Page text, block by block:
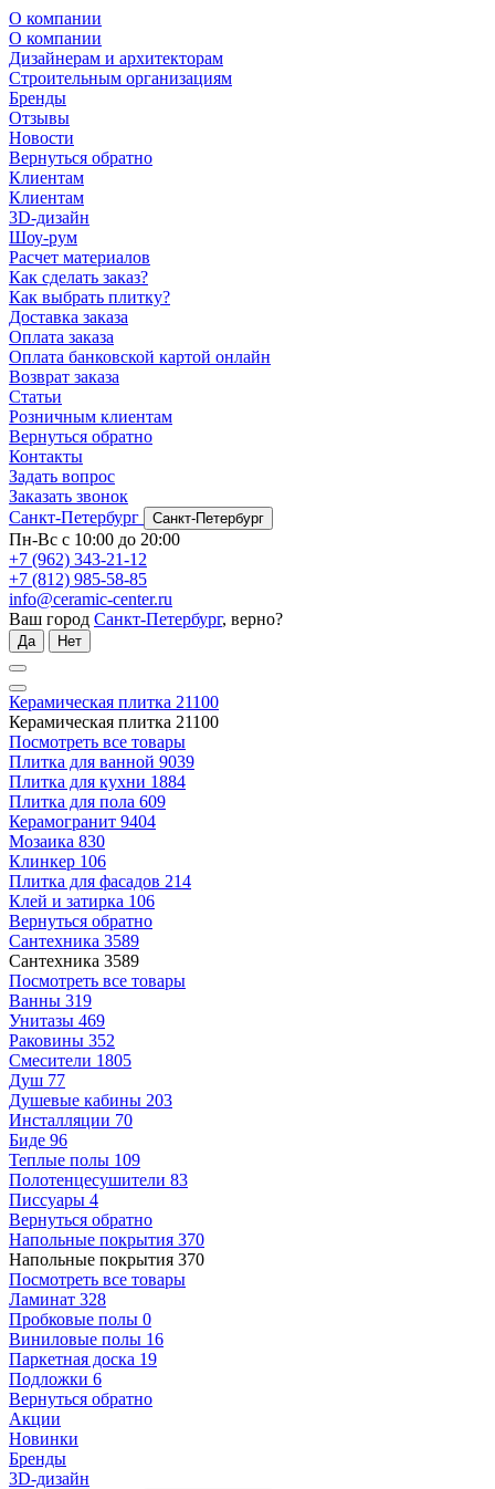
О компании
О компании
Дизайнерам и архитекторам
Строительным организациям
Бренды
Отзывы
Новости
Вернуться обратно
Клиентам
Клиентам
3D-дизайн
Шоу-рум
Расчет материалов
Как сделать заказ?
Как выбрать плитку?
Доставка заказа
Оплата заказа
Оплата банковской картой онлайн
Возврат заказа
Статьи
Розничным клиентам
Вернуться обратно
Контакты
Задать вопрос
Заказать звонок
Санкт-Петербург
Санкт-Петербург
Пн-Вс с 10:00 до 20:00
+7 (962) 343-21-12
+7 (812) 985-58-85
info@ceramic-center.ru
Ваш город Санкт-Петербург, верно?
Да Нет
Керамическая плитка 21100
Керамическая плитка 21100
Посмотреть все товары
Плитка для ванной 9039
Плитка для кухни 1884
Плитка для пола 609
Керамогранит 9404
Мозаика 830
Клинкер 106
Плитка для фасадов 214
Клей и затирка 106
Вернуться обратно
Сантехника 3589
Сантехника 3589
Посмотреть все товары
Ванны 319
Унитазы 469
Раковины 352
Смесители 1805
Душ 77
Душевые кабины 203
Инсталляции 70
Биде 96
Теплые полы 109
Полотенцесушители 83
Писсуары 4
Вернуться обратно
Напольные покрытия 370
Напольные покрытия 370
Посмотреть все товары
Ламинат 328
Пробковые полы 0
Виниловые полы 16
Паркетная доска 19
Подложки 6
Вернуться обратно
Акции
Новинки
Бренды
3D-дизайн